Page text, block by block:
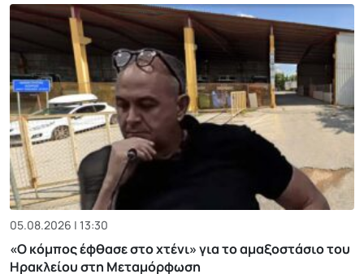
05.08.2026 | 13:30
«Ο κόμπος έφθασε στο χτένι» για το αμαξοστάσιο του
Ηρακλείου στη Μεταμόρφωση